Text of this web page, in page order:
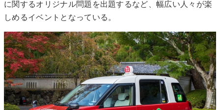
に関するオリジナル問題を出題するなど、幅広い人々が楽
しめるイベントとなっている。